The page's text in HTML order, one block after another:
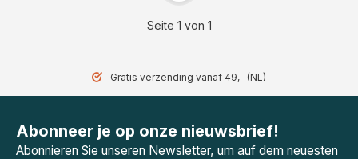
Seite 1 von 1
Gratis verzending vanaf 49,- (NL)
Abonneer je op onze nieuwsbrief!
Abonnieren Sie unseren Newsletter, um auf dem neuesten